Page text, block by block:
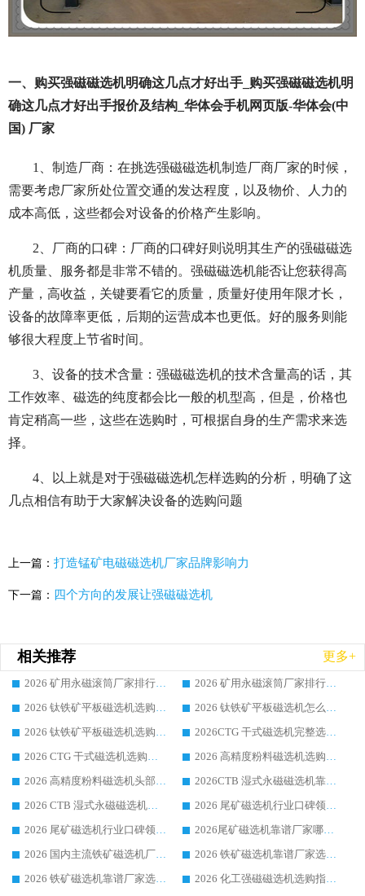
一、购买强磁磁选机明确这几点才好出手_购买强磁磁选机明
确这几点才好出手报价及结构_华体会手机网页版-华体会(中
国) 厂家
1、制造厂商：在挑选强磁磁选机制造厂商厂家的时候，
需要考虑厂家所处位置交通的发达程度，以及物价、人力的
成本高低，这些都会对设备的价格产生影响。
2、厂商的口碑：厂商的口碑好则说明其生产的强磁磁选
机质量、服务都是非常不错的。强磁磁选机能否让您获得高
产量，高收益，关键要看它的质量，质量好使用年限才长，
设备的故障率更低，后期的运营成本也更低。好的服务则能
够很大程度上节省时间。
3、设备的技术含量：强磁磁选机的技术含量高的话，其
工作效率、磁选的纯度都会比一般的机型高，但是，价格也
肯定稍高一些，这些在选购时，可根据自身的生产需求来选
择。
4、以上就是对于强磁磁选机怎样选购的分析，明确了这
几点相信有助于大家解决设备的选购问题
上一篇： 打造锰矿电磁磁选机厂家品牌影响力
下一篇： 四个方向的发展让强磁磁选机
相关推荐 更多+
2026 矿用永磁滚筒厂家排行榜选购干货指南 行业口碑标杆华体会手机网页版-华体会(中国) 实力出众
2026 矿用永磁滚筒厂家排行榜选购指南，行业口碑领域强者华体会手机网页版-华体会(中国)
2026 钛铁矿平板磁选机选购全攻略 市场公认优质品牌厂家实力排行榜
2026 钛铁矿平板磁选机怎么选 靠谱生产企业实力排行榜选购参考攻略
2026 钛铁矿平板磁选机选购指南 行业口碑优选品牌生产企业实力排行榜
2026CTG 干式磁选机完整选购指南 行业口碑顶尖靠谱生产龙头厂家实力推荐
2026 CTG 干式磁选机选购指南|行业口碑靠谱生产厂家领域强者推荐
2026 高精度粉料磁选机选购全攻略 行业优质品牌华体会手机网页版-华体会(中国) 实力深度解析
2026 高精度粉料磁选机头部厂家选购指南 行业口碑靠谱品牌推荐 领域强者华体会手机网页版-华体会(中国) 解析
2026CTB 湿式永磁磁选机靠谱厂家实力排行榜 铁矿选矿设备采购全流程选购指南
2026 CTB 湿式永磁磁选机选购指南|行业口碑良好品牌推荐，领域强者华体会手机网页版-华体会(中国)
2026 尾矿磁选机行业口碑领域强者，源头直供国内主流厂家华体会手机网页版-华体会(中国) 一站式服务
2026 尾矿磁选机行业口碑领域强者，源头直供国内主流厂家华体会手机网页版-华体会(中国) 一站式服务
2026尾矿磁选机靠谱厂家哪家好 行业口碑领域强者华体会手机网页版-华体会(中国) 推荐
2026 国内主流铁矿磁选机厂家选购指南|行业口碑好品牌推荐，领域强者华体会手机网页版-华体会(中国)
2026 铁矿磁选机靠谱厂家选购全攻略 行业标杆华体会手机网页版-华体会(中国) 设备性价比出众
2026 铁矿磁选机靠谱厂家选购指南，领域强者华体会手机网页版-华体会(中国) 铁矿磁选机性价比高
2026 化工强磁磁选机选购指南 5 家行业口碑靠谱厂家领域强者推荐